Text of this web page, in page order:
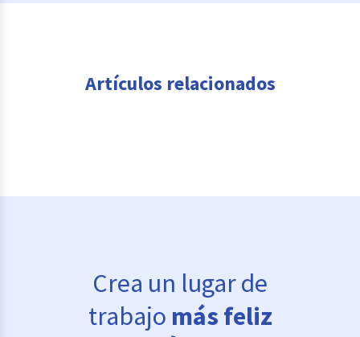
Artículos relacionados
Crea un lugar de
trabajo más feliz